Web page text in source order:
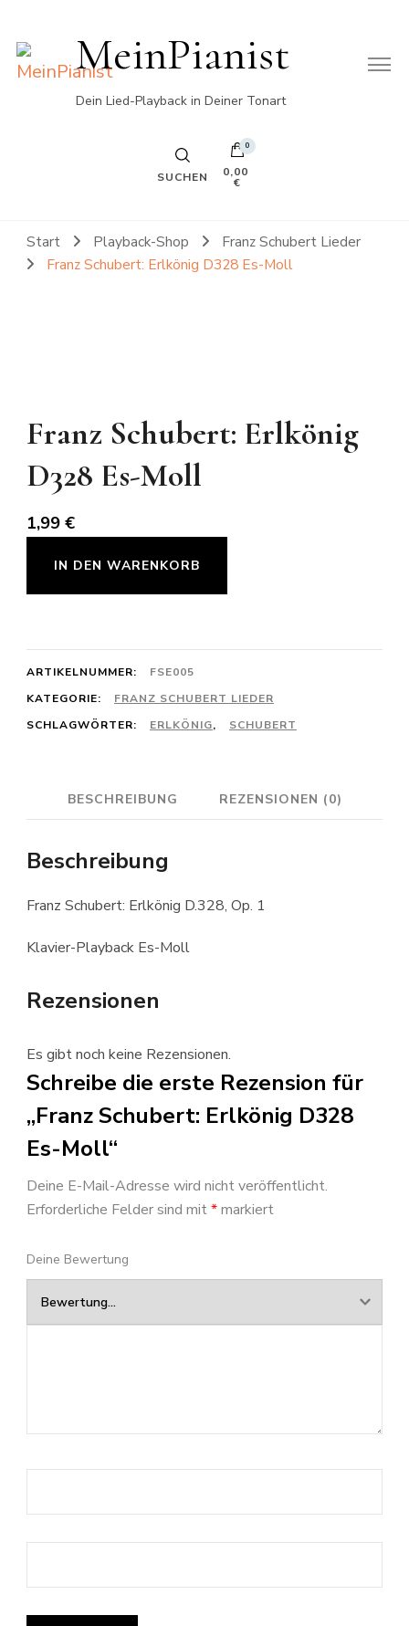
MeinPianist
Dein Lied-Playback in Deiner Tonart
SUCHEN
0
0,00
€
Start Playback-Shop
Franz Schubert Lieder
Franz Schubert: Erlkönig D328 Es-Moll
Franz Schubert: Erlkönig
D328 Es-Moll
1,99 €
Es-
Moll
Menge
IN DEN WARENKORB
ARTIKELNUMMER:
FSE005
KATEGORIE:
FRANZ SCHUBERT LIEDER
SCHLAGWÖRTER:
ERLKÖNIG, SCHUBERT
BESCHREIBUNG REZENSIONEN (0)
Beschreibung
Franz Schubert: Erlkönig D.328, Op. 1
Klavier-Playback Es-Moll
Rezensionen
Es gibt noch keine Rezensionen.
Schreibe die erste Rezension für
„Franz Schubert: Erlkönig D328
Es-Moll“
Deine E-Mail-Adresse wird nicht veröffentlicht.
Erforderliche Felder sind mit*markiert
Deine Bewertung